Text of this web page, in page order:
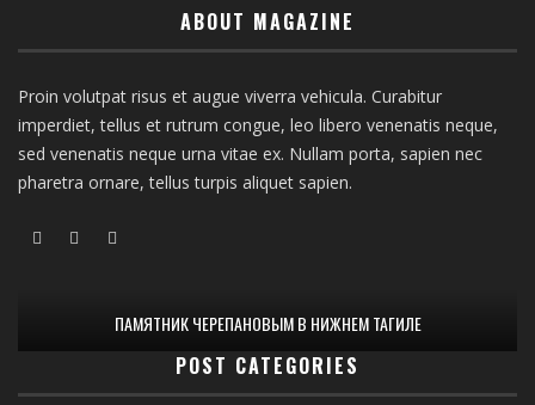
ABOUT MAGAZINE
Proin volutpat risus et augue viverra vehicula. Curabitur
imperdiet, tellus et rutrum congue, leo libero venenatis neque,
sed venenatis neque urna vitae ex. Nullam porta, sapien nec
pharetra ornare, tellus turpis aliquet sapien.
ПАМЯТНИК ЧЕРЕПАНОВЫМ В НИЖНЕМ ТАГИЛЕ
POST CATEGORIES